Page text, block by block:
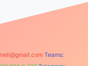
Teams: